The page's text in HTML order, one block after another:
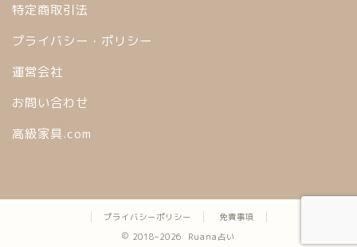
特定商取引法
プライバシー・ポリシー
運営会社
お問い合わせ
高級家具.com
プライバシーポリシー
免責事項
2018–2026 Ruana占い